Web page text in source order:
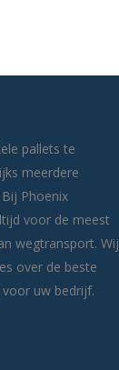
pallets te
meerdere
Phoenix
voor de meest
wegtransport. Wij
over de beste
uw bedrijf.